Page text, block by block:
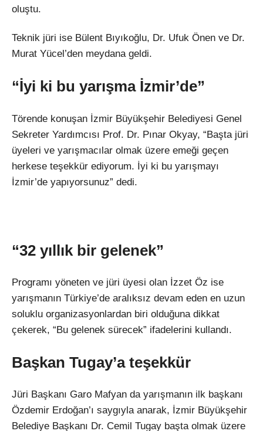
oluştu.
Teknik jüri ise Bülent Bıyıkoğlu, Dr. Ufuk Önen ve Dr.
Murat Yücel’den meydana geldi.
“İyi ki bu yarışma İzmir’de”
Törende konuşan İzmir Büyükşehir Belediyesi Genel
Sekreter Yardımcısı Prof. Dr. Pınar Okyay, “Başta jüri
üyeleri ve yarışmacılar olmak üzere emeği geçen
herkese teşekkür ediyorum. İyi ki bu yarışmayı
İzmir’de yapıyorsunuz” dedi.
“32 yıllık bir gelenek”
Programı yöneten ve jüri üyesi olan İzzet Öz ise
yarışmanın Türkiye’de aralıksız devam eden en uzun
soluklu organizasyonlardan biri olduğuna dikkat
çekerek, “Bu gelenek sürecek” ifadelerini kullandı.
Başkan Tugay’a teşekkür
Jüri Başkanı Garo Mafyan da yarışmanın ilk başkanı
Özdemir Erdoğan’ı saygıyla anarak, İzmir Büyükşehir
Belediye Başkanı Dr. Cemil Tugay başta olmak üzere